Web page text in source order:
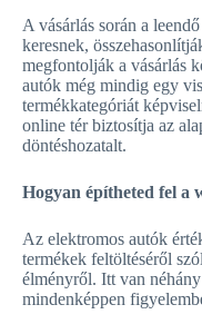
A vásárlás során a
keresnek,
megfontolják a vásárlás
autók még mindig egy
termékkategóriát
online tér biztosítja az
döntéshozatalt.
Hogyan építheted fel a
Az elektromos autók
termékek feltöltéséről
élményről. Itt van
mindenképpen